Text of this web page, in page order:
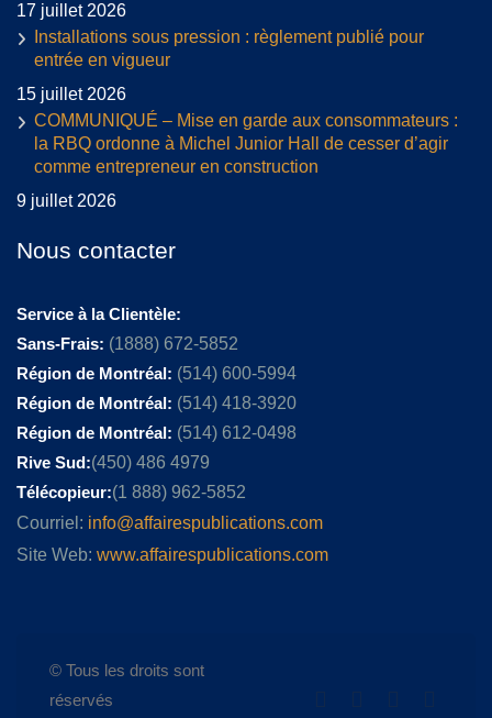
17 juillet 2026
Installations sous pression : règlement publié pour
entrée en vigueur
15 juillet 2026
COMMUNIQUÉ – Mise en garde aux consommateurs :
la RBQ ordonne à Michel Junior Hall de cesser d’agir
comme entrepreneur en construction
9 juillet 2026
Nous contacter
Service à la Clientèle:
Sans-Frais: (1888) 672-5852
Région de Montréal: (514) 600-5994
Région de Montréal: (514) 418-3920
Région de Montréal: (514) 612-0498
Rive Sud:(450) 486 4979
Télécopieur:(1 888) 962-5852
Courriel: info@affairespublications.com
Site Web: www.affairespublications.com
© Tous les droits sont
réservés